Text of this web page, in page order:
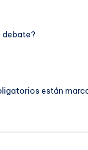
debate?
están